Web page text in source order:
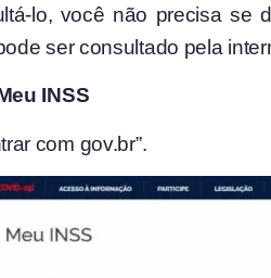
lo, você não precisa se
ser consultado pela
INSS
com gov.br”.